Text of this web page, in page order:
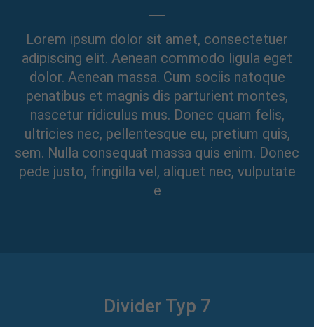
Lorem ipsum dolor sit amet, consectetuer
adipiscing elit. Aenean commodo ligula eget
dolor. Aenean massa. Cum sociis natoque
penatibus et magnis dis parturient montes,
nascetur ridiculus mus. Donec quam felis,
ultricies nec, pellentesque eu, pretium quis,
sem. Nulla consequat massa quis enim. Donec
pede justo, fringilla vel, aliquet nec, vulputate
e
Divider Typ 7